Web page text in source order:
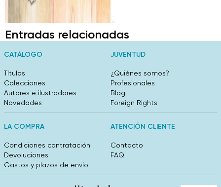
Entradas relacionadas
CATÁLOGO
Títulos
Colecciones
Autores e ilustradores
Novedades
JUVENTUD
¿Quiénes somos?
Profesionales
Blog
Foreign Rights
LA COMPRA
Condiciones contratación
Devoluciones
Gastos y plazos de envío
ATENCIÓN CLIENTE
Contacto
FAQ